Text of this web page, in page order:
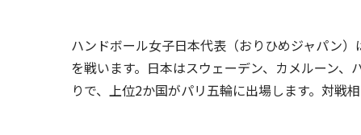
ハンドボール女子日本代表（おりひめジャパン
を戦います。日本はスウェーデン、カメルーン
りで、上位2か国がパリ五輪に出場します。対戦